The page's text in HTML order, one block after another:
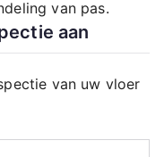
van pas.
aan
van uw vloer